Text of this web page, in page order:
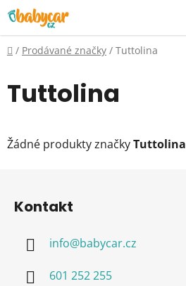
Přejít
na
obsah
Domů
/ Prodávané značky / Tuttolina
Tuttolina
Žádné produkty značkyTuttolina
Kontakt
info@babycar.cz
601 252 255